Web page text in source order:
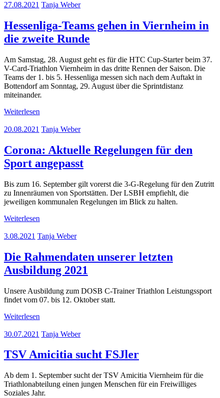
27.08.2021 Tanja Weber
Hessenliga-Teams gehen in Viernheim in
die zweite Runde
Am Samstag, 28. August geht es für die HTC Cup-Starter beim 37.
V-Card-Triathlon Viernheim in das dritte Rennen der Saison. Die
Teams der 1. bis 5. Hessenliga messen sich nach dem Auftakt in
Bottendorf am Sonntag, 29. August über die Sprintdistanz
miteinander.
Weiterlesen
20.08.2021 Tanja Weber
Corona: Aktuelle Regelungen für den
Sport angepasst
Bis zum 16. September gilt vorerst die 3-G-Regelung für den Zutritt
zu Innenräumen von Sportstätten. Der LSBH empfiehlt, die
jeweiligen kommunalen Regelungen im Blick zu halten.
Weiterlesen
3.08.2021 Tanja Weber
Die Rahmendaten unserer letzten
Ausbildung 2021
Unsere Ausbildung zum DOSB C-Trainer Triathlon Leistungssport
findet vom 07. bis 12. Oktober statt.
Weiterlesen
30.07.2021 Tanja Weber
TSV Amicitia sucht FSJler
Ab dem 1. September sucht der TSV Amicitia Viernheim für die
Triathlonabteilung einen jungen Menschen für ein Freiwilliges
Soziales Jahr.